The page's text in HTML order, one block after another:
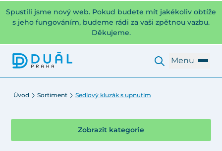
Spustili jsme nový web. Pokud budete mít jakékoliv obtíže
s jeho fungováním, budeme rádi za vaši zpětnou vazbu.
Děkujeme.
Menu
Úvod Sortiment Sedlový kluzák s upnutím
Zobrazit kategorie